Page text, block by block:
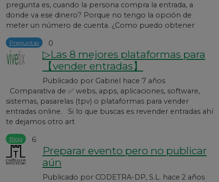
Preguntas 0
pregunta es, cuando la persona compra la entrada, a
donde va ese dinero? Porque no tengo la opción de
meter un número de cuenta. ¿Como puedo obtener
▷Las 8 mejores plataformas para
【vender entradas】
Publicado por Gabriel hace 7 años
Blog 6
Comparativa de ✅ webs, apps, aplicaciones, software,
sistemas, pasarelas (tpv) o plataformas para vender
entradas online. Si lo que buscas es revender entradas ahí
te dejamos otro art
Preparar evento pero no publicar
aún
Publicado por CODETRA-DP, S.L. hace 2 años